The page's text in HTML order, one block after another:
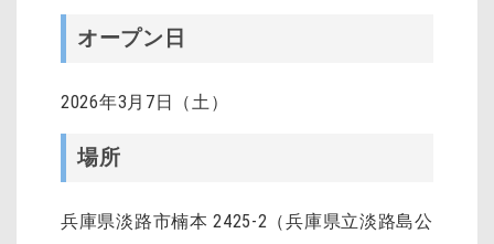
オープン日
2026年3月7日（土）
場所
兵庫県淡路市楠本 2425-2（兵庫県立淡路島公